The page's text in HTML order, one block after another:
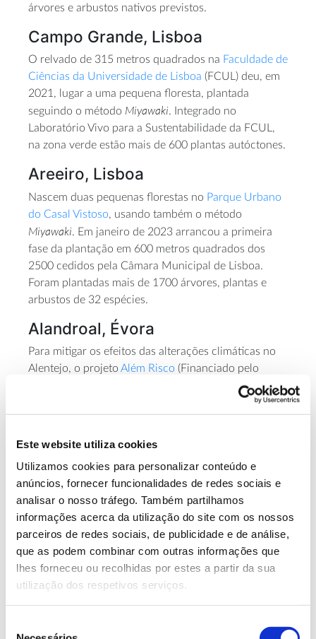
Este website utiliza cookies
Utilizamos cookies para personalizar conteúdo e
anúncios, fornecer funcionalidades de redes sociais e
analisar o nosso tráfego. Também partilhamos
informações acerca da utilização do site com os nossos
parceiros de redes sociais, de publicidade e de análise,
que as podem combinar com outras informações que
lhes forneceu ou recolhidas por estes a partir da sua
utilização dos respetivos serviços.
árvores e arbustos nativos previstos.
Campo Grande, Lisboa
O relvado de 315 metros quadrados na Faculdade de
Ciências da Universidade de Lisboa (FCUL) deu, em
2021, lugar a uma pequena floresta, plantada
seguindo o método Miyawaki. Integrado no
Laboratório Vivo para a Sustentabilidade da FCUL,
na zona verde estão mais de 600 plantas autóctones.
Areeiro, Lisboa
Nascem duas pequenas florestas no Parque Urbano
do Casal Vistoso, usando também o método
Miyawaki. Em janeiro de 2023 arrancou a primeira
fase da plantação em 600 metros quadrados dos
2500 cedidos pela Câmara Municipal de Lisboa.
Foram plantadas mais de 1700 árvores, plantas e
arbustos de 32 espécies.
Alandroal, Évora
Para mitigar os efeitos das alterações climáticas no
Alentejo, o projeto Além Risco (Financiado pelo
) pretende plantar 50 mil árvores,